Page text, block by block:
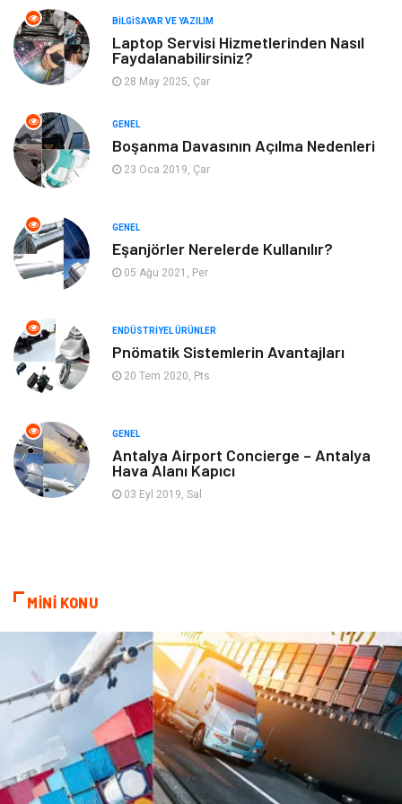
Giyim Turizm
Otomotiv Eğitim Kurumları
Yapı İnşaat
Emlak Maden ve Metal
Mobilya Hizmet
Endüstriyel Ürünler
Aksesuar Bahçe Ev
Ambalaj
Markalar
Telekomünikasyon Basın Yayın
Dernekler ve Birlikler
Kiralama Servisleri Alüminyum
Doğal Enerji Kaynakları İşitme
Hediyelik Eşya Veteriner
Pazarlama Moda
BILGISAYAR VE YAZILIM
Laptop Servisi Hizmetlerinden Nasıl
Faydalanabilirsiniz?
28 May 2025, Çar
GENEL
Boşanma Davasının Açılma Nedenleri
23 Oca 2019, Çar
GENEL
Eşanjörler Nerelerde Kullanılır?
05 Ağu 2021, Per
ENDÜSTRIYEL ÜRÜNLER
Pnömatik Sistemlerin Avantajları
20 Tem 2020, Pts
GENEL
Antalya Airport Concierge – Antalya
Hava Alanı Kapıcı
03 Eyl 2019, Sal
MİNİ KONU